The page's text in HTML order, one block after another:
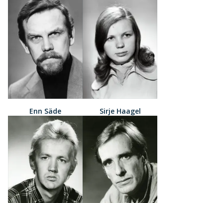
Enn Säde Sirje Haagel